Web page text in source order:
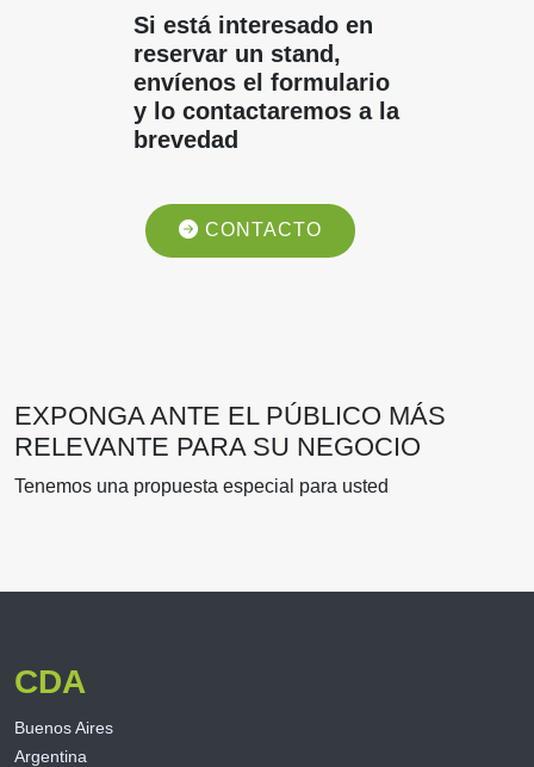
Si está interesado en
reservar un stand,
envíenos el formulario
y lo contactaremos a la
brevedad
CONTACTO
EXPONGA ANTE EL PÚBLICO MÁS
RELEVANTE PARA SU NEGOCIO
Tenemos una propuesta especial para usted
CDA
Buenos Aires
Argentina